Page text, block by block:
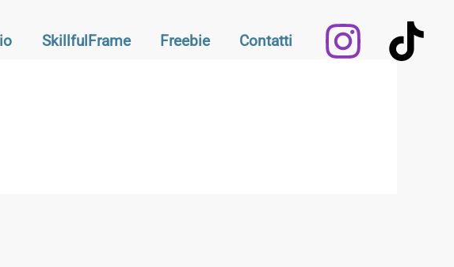
SkillfulFrame Freebie Contatti